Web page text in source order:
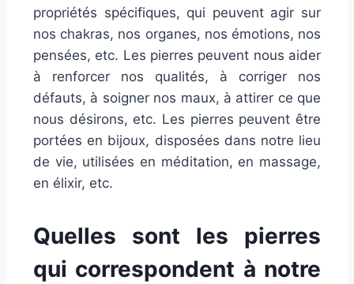
propriétés spécifiques, qui peuvent agir sur
nos chakras, nos organes, nos émotions, nos
pensées, etc. Les pierres peuvent nous aider
à renforcer nos qualités, à corriger nos
défauts, à soigner nos maux, à attirer ce que
nous désirons, etc. Les pierres peuvent être
portées en bijoux, disposées dans notre lieu
de vie, utilisées en méditation, en massage,
en élixir, etc.
Quelles sont les pierres
qui correspondent à notre